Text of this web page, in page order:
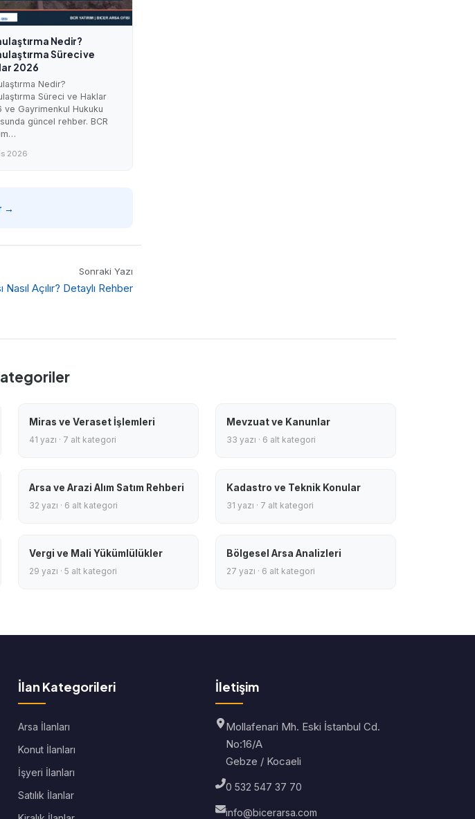
Nedir?
Süreci ve
2026
Nedir?
Süreci ve Haklar
ve Gayrimenkul Hukuku
güncel rehber. BCR
2026
→
Sonraki Yazı
Nasıl Açılır? Detaylı Rehber
Miras ve Veraset İşlemleri
41 yazı · 7 alt kategori
Mevzuat ve Kanunlar
33 yazı · 6 alt kategori
Arsa ve Arazi Alım Satım Rehberi
32 yazı · 6 alt kategori
Kadastro ve Teknik Konular
31 yazı · 7 alt kategori
Vergi ve Mali Yükümlülükler
29 yazı · 5 alt kategori
Bölgesel Arsa Analizleri
27 yazı · 6 alt kategori
İlan Kategorileri
Arsa İlanları
Konut İlanları
İşyeri İlanları
Satılık İlanlar
İletişim
Mollafenari Mh. Eski İstanbul Cd.
No:16/A
Gebze / Kocaeli
0 532 547 37 70
info@bicerarsa.com